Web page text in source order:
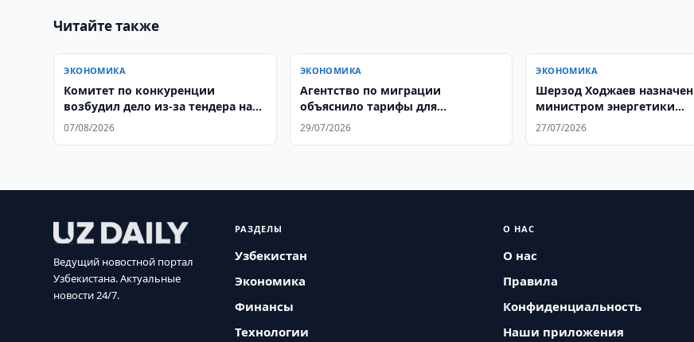
Читайте также
ЭКОНОМИКА
Комитет по конкуренции
возбудил дело из-за тендера на
5,7 млрд. сумов
07/08/2026
ЭКОНОМИКА
Агентство по миграции
объяснило тарифы для
работников в Корее
29/07/2026
ЭКОНОМИКА
Шерзод Ходжаев назначен
министром энергетики
Узбекистана
27/07/2026
Ведущий новостной портал
Узбекистана. Актуальные
новости 24/7.
РАЗДЕЛЫ
Узбекистан
Экономика
Финансы
Технологии
О НАС
О нас
Правила
Конфиденциальность
Наши приложения